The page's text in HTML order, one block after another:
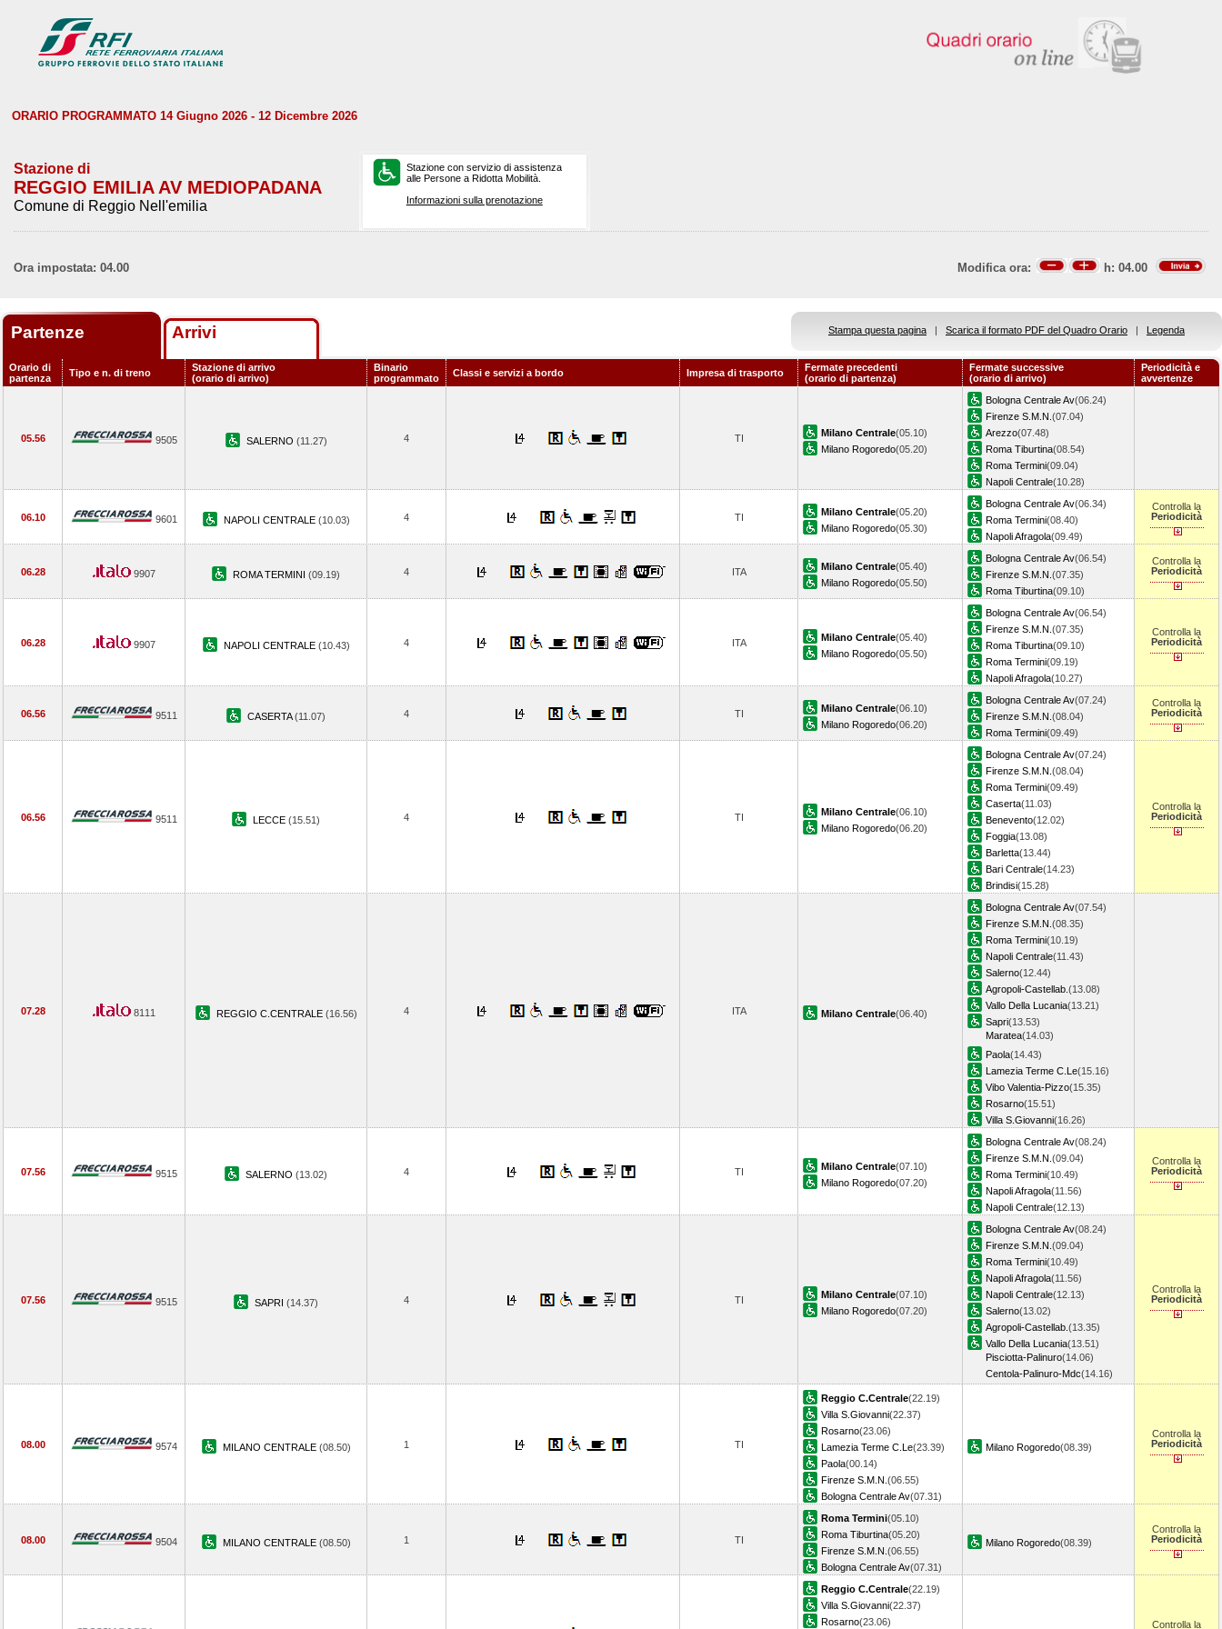
ORARIO PROGRAMMATO 14 Giugno 2026 - 12 Dicembre 2026
Stazione di
REGGIO EMILIA AV MEDIOPADANA
Comune di Reggio Nell'emilia
Stazione con servizio di assistenza
alle Persone a Ridotta Mobilità.
Informazioni sulla prenotazione
Ora impostata: 04.00 Modifica ora: h: 04.00
Partenze Arrivi Stampa questa pagina | Scarica il formato PDF del Quadro Orario | Legenda
Orario di
partenza
Tipo e n. di treno
Stazione di arrivo
(orario di arrivo)
Binario
programmato
Classi e servizi a bordo Impresa di trasporto
Fermate precedenti
(orario di partenza)
Fermate successive
(orario di arrivo)
Periodicità e
avvertenze
05.56 9505 SALERNO (11.27) 4 TI Milano Centrale(05.10)
Milano Rogoredo(05.20)
Bologna Centrale Av(06.24)
Firenze S.M.N. (07.04)
Arezzo(07.48)
Roma Tiburtina(08.54)
Roma Termini(09.04)
Napoli Centrale(10.28)
06.10 9601 NAPOLI CENTRALE (10.03) 4 TI Milano Centrale(05.20)
Milano Rogoredo(05.30)
Bologna Centrale Av(06.34)
Roma Termini(08.40)
Napoli Afragola(09.49)
Controlla la
Periodicità
06.28 9907 ROMA TERMINI (09.19) 4 ITA Milano Centrale(05.40)
Milano Rogoredo(05.50)
Bologna Centrale Av(06.54)
Firenze S.M.N. (07.35)
Roma Tiburtina(09.10)
Controlla la
Periodicità
06.28 9907 NAPOLI CENTRALE (10.43) 4 ITA Milano Centrale(05.40)
Milano Rogoredo(05.50)
Bologna Centrale Av(06.54)
Firenze S.M.N. (07.35)
Roma Tiburtina(09.10)
Roma Termini(09.19)
Napoli Afragola(10.27)
Controlla la
Periodicità
06.56 9511 CASERTA(11.07) 4 TI Milano Centrale(06.10)
Milano Rogoredo(06.20)
Bologna Centrale Av(07.24)
Firenze S.M.N. (08.04)
Roma Termini(09.49)
Controlla la
Periodicità
06.56 9511 LECCE (15.51) 4 TI Milano Centrale(06.10)
Milano Rogoredo(06.20)
Bologna Centrale Av(07.24)
Firenze S.M.N. (08.04)
Roma Termini(09.49)
Caserta(11.03)
Benevento(12.02)
Foggia(13.08)
Barletta(13.44)
Bari Centrale(14.23)
Brindisi(15.28)
Controlla la
Periodicità
07.28 8111 REGGIO C.CENTRALE (16.56) 4 ITA Milano Centrale(06.40)
Bologna Centrale Av(07.54)
Firenze S.M.N. (08.35)
Roma Termini(10.19)
Napoli Centrale(11.43)
Salerno(12.44)
Agropoli-Castellab. (13.08)
Vallo Della Lucania(13.21)
Sapri(13.53)
Maratea(14.03)
Paola(14.43)
Lamezia Terme C.Le(15.16)
Vibo Valentia-Pizzo(15.35)
Rosarno(15.51)
Villa S.Giovanni(16.26)
07.56 9515 SALERNO (13.02) 4 TI Milano Centrale(07.10)
Milano Rogoredo(07.20)
Bologna Centrale Av(08.24)
Firenze S.M.N. (09.04)
Roma Termini(10.49)
Napoli Afragola(11.56)
Napoli Centrale(12.13)
Controlla la
Periodicità
07.56 9515 SAPRI (14.37) 4 TI Milano Centrale(07.10)
Milano Rogoredo(07.20)
Bologna Centrale Av(08.24)
Firenze S.M.N. (09.04)
Roma Termini(10.49)
Napoli Afragola(11.56)
Napoli Centrale(12.13)
Salerno(13.02)
Agropoli-Castellab. (13.35)
Vallo Della Lucania(13.51)
Pisciotta-Palinuro(14.06)
Centola-Palinuro-Mdc(14.16)
Controlla la
Periodicità
08.00 9574 MILANO CENTRALE (08.50) 1 TI
Reggio C.Centrale(22.19)
Villa S.Giovanni(22.37)
Rosarno(23.06)
Lamezia Terme C.Le(23.39)
Paola(00.14)
Firenze S.M.N. (06.55)
Bologna Centrale Av(07.31)
Milano Rogoredo(08.39)
Controlla la
Periodicità
08.00 9504 MILANO CENTRALE (08.50) 1 TI
Roma Termini(05.10)
Roma Tiburtina(05.20)
Firenze S.M.N. (06.55)
Bologna Centrale Av(07.31)
Milano Rogoredo(08.39)
Controlla la
Periodicità
Reggio C.Centrale(22.19)
Villa S.Giovanni(22.37)
Rosarno(23.06) Controlla la